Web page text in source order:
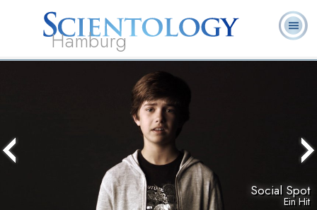
Hamburg
Scientology?
Geistliche
Social Spot
Ein Hit